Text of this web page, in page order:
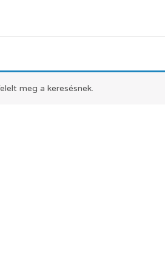
meg a keresésnek.